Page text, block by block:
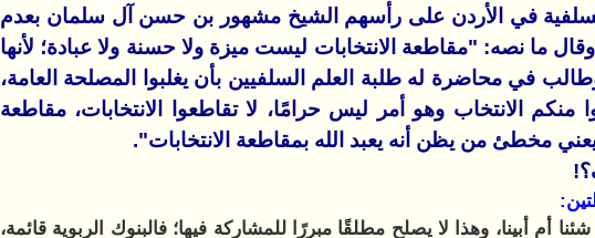
في الأردن على رأسهم الشيخ مشهور بن حسن آل سلمان بعدم
ما نصه: "مقاطعة الانتخابات ليست ميزة ولا حسنة ولا عبادة؛ لأنها
وطالب في محاضرة له طلبة العلم السلفيين بأن يغلبوا المصلحة العامة،
منكم الانتخاب وهو أمر ليس حرامًا، لا تقاطعوا الانتخابات، مقاطعة
يعني مخطئ من يظن أنه يعبد الله بمقاطعة الانتخابات".
شئنا أم أبينا، وهذا لا يصلح مطلقًا مبررًا للمشاركة فيها؛ فالبنوك الربوية قائمة،